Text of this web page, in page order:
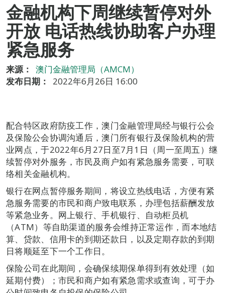
金融机构下周继续暂停对外
开放 电话热线协助客户办理
紧急服务
来源：
澳门金融管理局（AMCM）
发布日期：
2022年6月26日 16:00
配合特区政府防疫工作，澳门金融管理局经与银行公会
及保险公会协调沟通后，澳门所有银行及保险机构的营
业网点，于2022年6月27日至7月1日（周一至周五）继
续暂停对外服务，市民及商户如有紧急服务需要，可联
络相关金融机构。
银行在网点暂停服务期间，将设立热线电话，方便有紧
急服务需要的市民和商户致电联系，办理包括薪酬发放
等紧急业务。网上银行、手机银行、自动柜员机
（ATM）等自助渠道的服务会维持正常运作，而本地结
算、贷款、信用卡的到期还款日，以及定期存款的到期
日将顺延至下一个工作日。
保险公司在此期间，会确保续期保单得到有效处理（如
延期付费）；市民和商户如有紧急需求或查询，可于办